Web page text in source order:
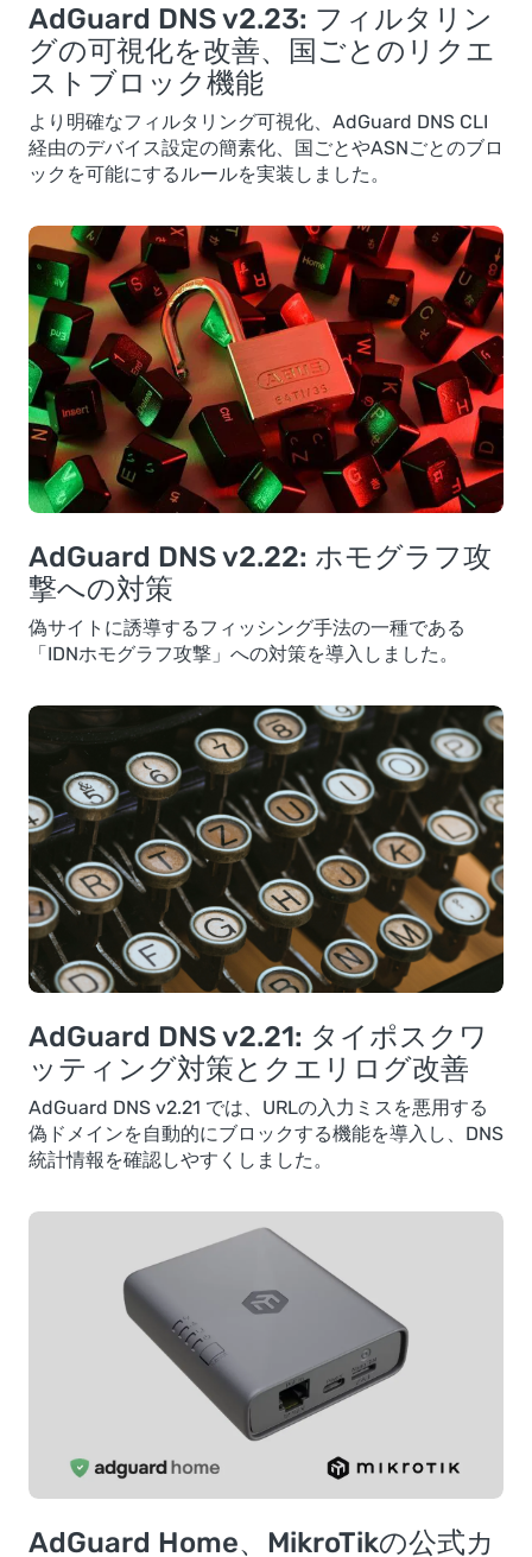
AdGuard DNS v2.23: フィルタリン
グの可視化を改善、国ごとのリクエ
ストブロック機能
より明確なフィルタリング可視化、AdGuard DNS CLI
経由のデバイス設定の簡素化、国ごとやASNごとのブロ
ックを可能にするルールを実装しました。
AdGuard DNS v2.22: ホモグラフ攻
撃への対策
偽サイトに誘導するフィッシング手法の一種である
「IDNホモグラフ攻撃」への対策を導入しました。
AdGuard DNS v2.21: タイポスクワ
ッティング対策とクエリログ改善
AdGuard DNS v2.21 では、URLの入力ミスを悪用する
偽ドメインを自動的にブロックする機能を導入し、DNS
統計情報を確認しやすくしました。
AdGuard Home、MikroTikの公式カ